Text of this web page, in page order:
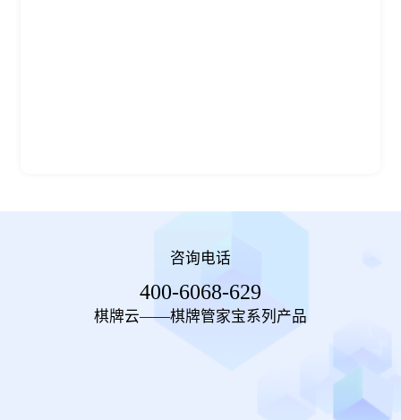
咨询电话
400-6068-629
棋牌云——棋牌管家宝系列产品